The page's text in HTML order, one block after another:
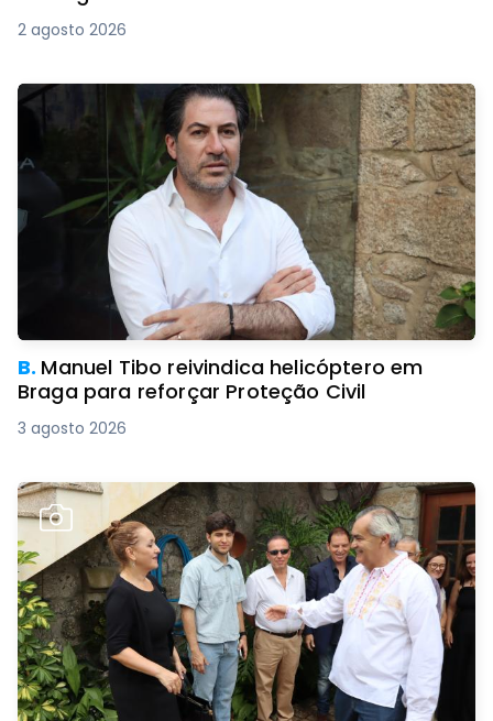
2 agosto 2026
B. Manuel Tibo reivindica helicóptero em
Braga para reforçar Proteção Civil
3 agosto 2026